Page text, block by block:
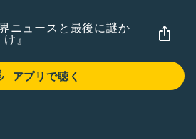
ニュースと最後に謎か
け』
アプリで聴く